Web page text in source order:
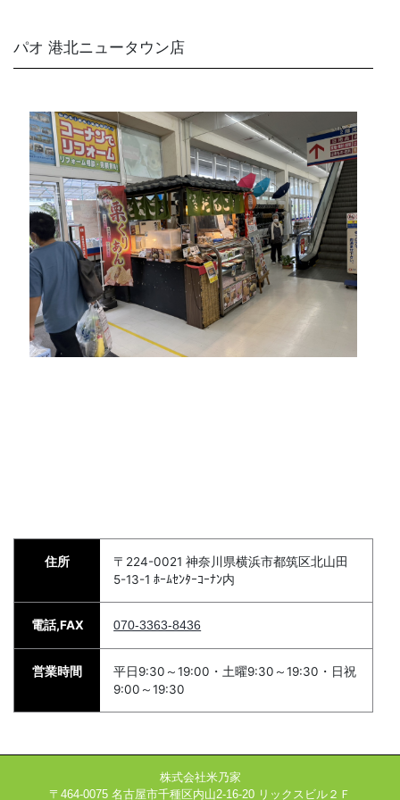
パオ 港北ニュータウン店
住所
〒224-0021 神奈川県横浜市都筑区北山田
5-13-1 ﾎｰﾑｾﾝﾀｰｺｰﾅﾝ内
電話,FAX 070-3363-8436
営業時間
平日9:30～19:00・土曜9:30～19:30・日祝
9:00～19:30
株式会社米乃家
〒464-0075 名古屋市千種区内山2-16-20 リックスビル２Ｆ